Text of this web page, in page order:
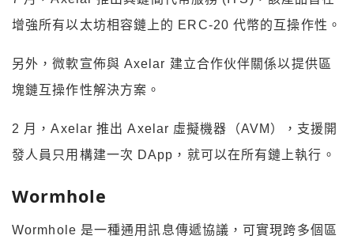
增強所有以太坊相容鏈上的 ERC-20 代幣的互操作性。
另外，微軟宣佈與 Axelar 建立合作伙伴關係以提供區
塊鏈互操作性解決方案。
2 月，Axelar 推出 Axelar 虛擬機器（AVM），支援開
發人員只用構建一次 DApp，就可以在所有鏈上執行。
Wormhole
Wormhole 是一種通用訊息傳遞協議，可實現跨多個區